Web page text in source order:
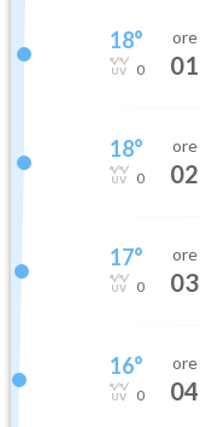
18°
0
ore
01
18°
0
ore
02
17°
0
ore
03
16°
0
ore
04